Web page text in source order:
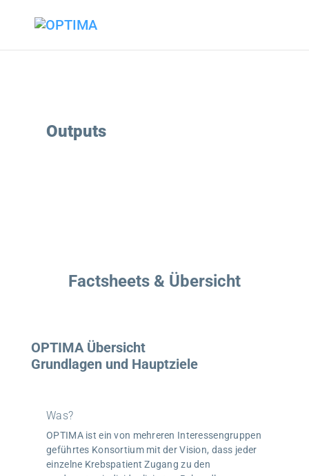
Outputs
Factsheets & Übersicht
OPTIMA Übersicht
Grundlagen und Hauptziele
Was?
OPTIMA ist ein von mehreren Interessengruppen
geführtes Konsortium mit der Vision, dass jeder
einzelne Krebspatient Zugang zu den